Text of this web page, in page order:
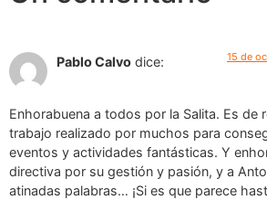
Pablo Calvo dice: 15 de
Enhorabuena a todos por la Salita. Es de
trabajo realizado por muchos para
eventos y actividades fantásticas. Y
directiva por su gestión y pasión, y a
atinadas palabras… ¡Si es que parece